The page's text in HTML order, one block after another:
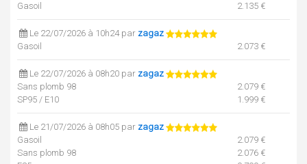
Gasoil
2.135 €
Le 22/07/2026 à 10h24 par zagaz
Gasoil
2.073 €
Le 22/07/2026 à 08h20 par zagaz
Sans plomb 98
2.079 €
SP95 / E10
1.999 €
Le 21/07/2026 à 08h05 par zagaz
Gasoil
2.079 €
Sans plomb 98
2.076 €